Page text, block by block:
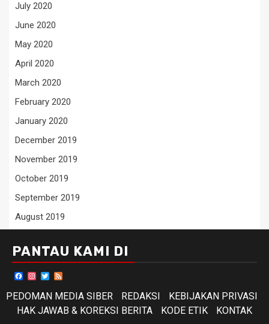
July 2020
June 2020
May 2020
April 2020
March 2020
February 2020
January 2020
December 2019
November 2019
October 2019
September 2019
August 2019
PANTAU KAMI DI
Facebook
Instagram
Twitter
PEDOMAN MEDIA SIBER
REDAKSI
KEBIJAKAN PRIVASI
HAK JAWAB & KOREKSI BERITA
KODE ETIK KONTAK